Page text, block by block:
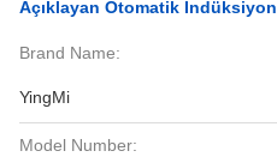
Açıklayan Otomatik İndüksiyon
Brand Name:
YingMi
Model Number: